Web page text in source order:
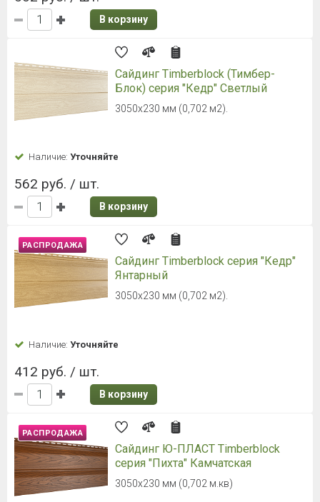
В корзину
Сайдинг Timberblock (Тимбер-
Блок) серия "Кедр" Светлый
3050х230 мм (0,702 м2).
Наличие: Уточняйте
562 руб. / шт.
В корзину
РАСПРОДАЖА
Сайдинг Timberblock серия "Кедр"
Янтарный
3050х230 мм (0,702 м2).
Наличие: Уточняйте
412 руб. / шт.
В корзину
РАСПРОДАЖА
Сайдинг Ю-ПЛАСТ Timberblock
серия "Пихта" Камчатская
3050х230 мм (0,702 м.кв)